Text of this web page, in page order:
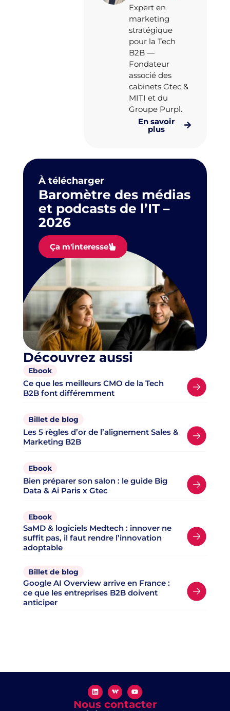
Expert en
marketing
stratégique
pour la Tech
B2B —
Fondateur
associé des
cabinets Gtec &
MITI et du
Groupe Purpl.
En savoir
plus
À télécharger
Baromètre des médias
et podcasts de l’IT –
2026
Ça m'interesse
Découvrez aussi
Ebook
Ce que les meilleurs CMO de la Tech
B2B font différemment
Billet de blog
Les 5 règles d’or de l’alignement Sales &
Marketing B2B
Ebook
Bien préparer son salon : le guide Big
Data & Ai Paris x Gtec
Ebook
SaMD & logiciels Medtech : innover ne
suffit pas, il faut rendre l’innovation
adoptable
Billet de blog
Google AI Overview arrive en France :
ce que les entreprises B2B doivent
anticiper
Nous contacter